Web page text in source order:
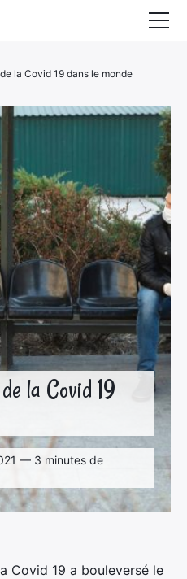
la Covid 19
— 3 minutes de
la Covid 19 dans le monde
Covid 19 a bouleversé le